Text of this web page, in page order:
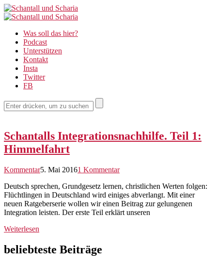
Schantall
und
Scharia
und
Scharia
Was soll das hier?
Podcast
Unterstützen
Kontakt
Insta
Twitter
FB
Schantalls Integrationsnachhilfe. Teil 1:
Himmelfahrt
Kommentar5. Mai 20161 Kommentar
Deutsch sprechen, Grundgesetz lernen, christlichen Werten folgen:
Flüchtlingen in Deutschland wird einiges abverlangt. Mit einer
neuen Ratgeberserie wollen wir einen Beitrag zur gelungenen
Integration leisten. Der erste Teil erklärt unseren
Weiterlesen
Sidebar
Footer
Sliding
beliebteste Beiträge